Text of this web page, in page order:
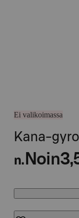
Ei valikoimassa
Kana-
n. Noin